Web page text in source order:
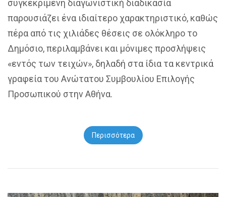
συγκεκριμένη διαγωνιστική διαδικασία
παρουσιάζει ένα ιδιαίτερο χαρακτηριστικό, καθώς
πέρα από τις χιλιάδες θέσεις σε ολόκληρο το
Δημόσιο, περιλαμβάνει και μόνιμες προσλήψεις
«εντός των τειχών», δηλαδή στα ίδια τα κεντρικά
γραφεία του Ανώτατου Συμβουλίου Επιλογής
Προσωπικού στην Αθήνα.
Περισσότερα